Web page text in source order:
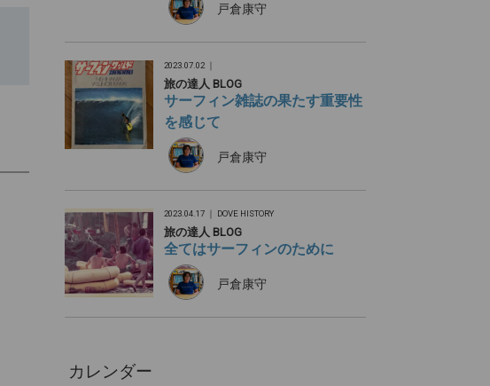
戸倉康守
2023.07.02 ｜
旅の達人 BLOG
サーフィン雑誌の果たす重要性
を感じて
戸倉康守
2023.04.17 ｜ DOVE HISTORY
旅の達人 BLOG
全てはサーフィンのために
戸倉康守
カレンダー